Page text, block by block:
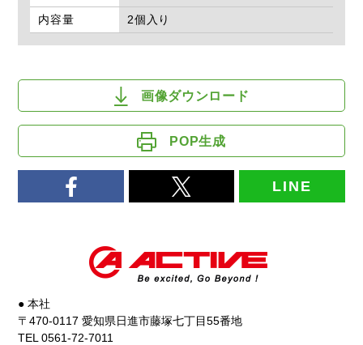
内容量
2個入り
画像ダウンロード
POP生成
LINE
● 本社
〒470-0117 愛知県日進市藤塚七丁目55番地
TEL 0561-72-7011